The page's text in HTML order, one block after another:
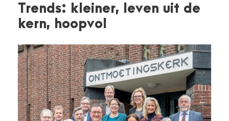
Trends: kleiner, leven uit de
kern, hoopvol